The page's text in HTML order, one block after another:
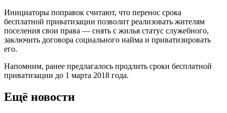
Инициаторы поправок считают, что перенос срока
бесплатной приватизации позволит реализовать жителям
поселения свои права — снять с жилья статус служебного,
заключить договора социального найма и приватизировать
его.
Напомним, ранее предлагалось продлить сроки бесплатной
приватизации до 1 марта 2018 года.
Ещё новости